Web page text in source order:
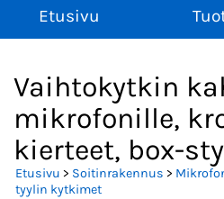
Etusivu
Vaihtokytkin
mikrofonille,
kierteet, box-
Etusivu > Soitinrakennus >
tyylin kytkimet